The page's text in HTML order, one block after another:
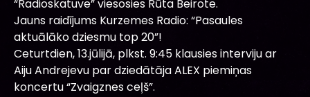
“Radioskatuve” viesosies Rūta Beirote.
Jauns raidījums Kurzemes Radio: “Pasaules
aktuālāko dziesmu top 20”!
Ceturtdien, 13.jūlijā, plkst. 9:45 klausies interviju ar
Aiju Andrejevu par dziedātāja ALEX piemiņas
koncertu “Zvaigznes ceļš”.